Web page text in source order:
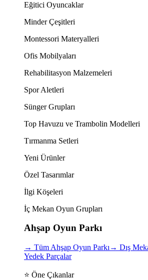
Eğitici Oyuncaklar
Minder Çeşitleri
Montessori Materyalleri
Ofis Mobilyaları
Rehabilitasyon Malzemeleri
Spor Aletleri
Sünger Grupları
Top Havuzu ve Trambolin Modelleri
Tırmanma Setleri
Yeni Ürünler
Özel Tasarımlar
İlgi Köşeleri
İç Mekan Oyun Grupları
Ahşap Oyun Parkı
→ Tüm Ahşap Oyun Parkı → Dış
Yedek Parçalar
⭐ Öne Çıkanlar